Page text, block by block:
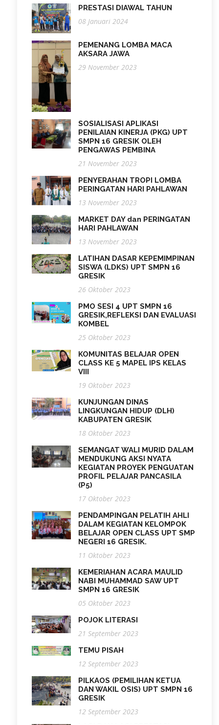
PRESTASI DIAWAL TAHUN
08 Januari 2024
PEMENANG LOMBA MACA
AKSARA JAWA
29 November 2023
SOSIALISASI APLIKASI
PENILAIAN KINERJA (PKG) UPT
SMPN 16 GRESIK OLEH
PENGAWAS PEMBINA
21 November 2023
PENYERAHAN TROPI LOMBA
PERINGATAN HARI PAHLAWAN
13 November 2023
MARKET DAY dan PERINGATAN
HARI PAHLAWAN
13 November 2023
LATIHAN DASAR KEPEMIMPINAN
SISWA (LDKS) UPT SMPN 16
GRESIK
26 Oktober 2023
PMO SESI 4 UPT SMPN 16
GRESIK,REFLEKSI DAN EVALUASI
KOMBEL
25 Oktober 2023
KOMUNITAS BELAJAR OPEN
CLASS KE 5 MAPEL IPS KELAS
VIII
19 Oktober 2023
KUNJUNGAN DINAS
LINGKUNGAN HIDUP (DLH)
KABUPATEN GRESIK
18 Oktober 2023
SEMANGAT WALI MURID DALAM
MENDUKUNG AKSI NYATA
KEGIATAN PROYEK PENGUATAN
PROFIL PELAJAR PANCASILA
(P5)
17 Oktober 2023
PENDAMPINGAN PELATIH AHLI
DALAM KEGIATAN KELOMPOK
BELAJAR OPEN CLASS UPT SMP
NEGERI 16 GRESIK.
11 Oktober 2023
KEMERIAHAN ACARA MAULID
NABI MUHAMMAD SAW UPT
SMPN 16 GRESIK
05 Oktober 2023
POJOK LITERASI
21 September 2023
TEMU PISAH
12 September 2023
PILKAOS (PEMILIHAN KETUA
DAN WAKIL OSIS) UPT SMPN 16
GRESIK
12 September 2023